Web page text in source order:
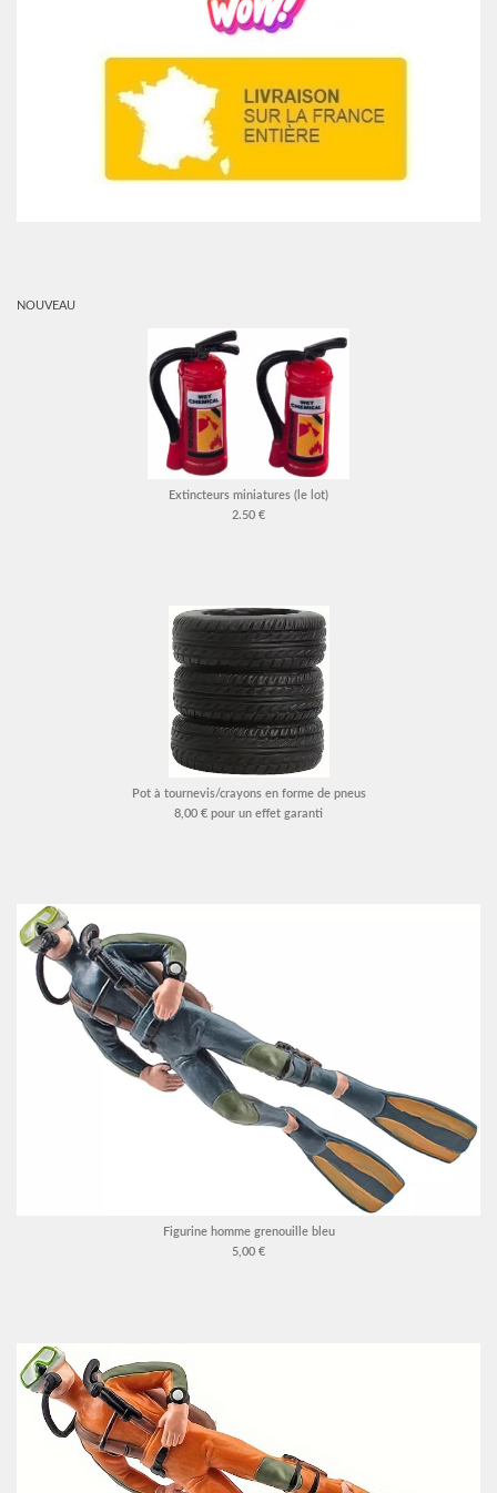
NOUVEAU
Extincteurs miniatures (le lot)
2.50 €
Pot à tournevis/crayons en forme de pneus
8,00 € pour un effet garanti
Figurine homme grenouille bleu
5,00 €